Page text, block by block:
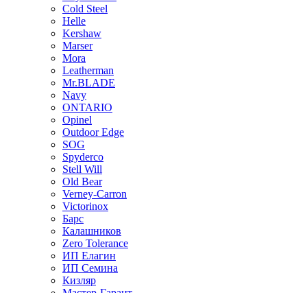
Cold Steel
Helle
Kershaw
Marser
Mora
Leatherman
Mr.BLADE
Navy
ONTARIO
Opinel
Outdoor Edge
SOG
Spyderco
Stell Will
Old Bear
Verney-Carron
Victorinox
Барс
Калашников
Zero Tolerance
ИП Елагин
ИП Семина
Кизляр